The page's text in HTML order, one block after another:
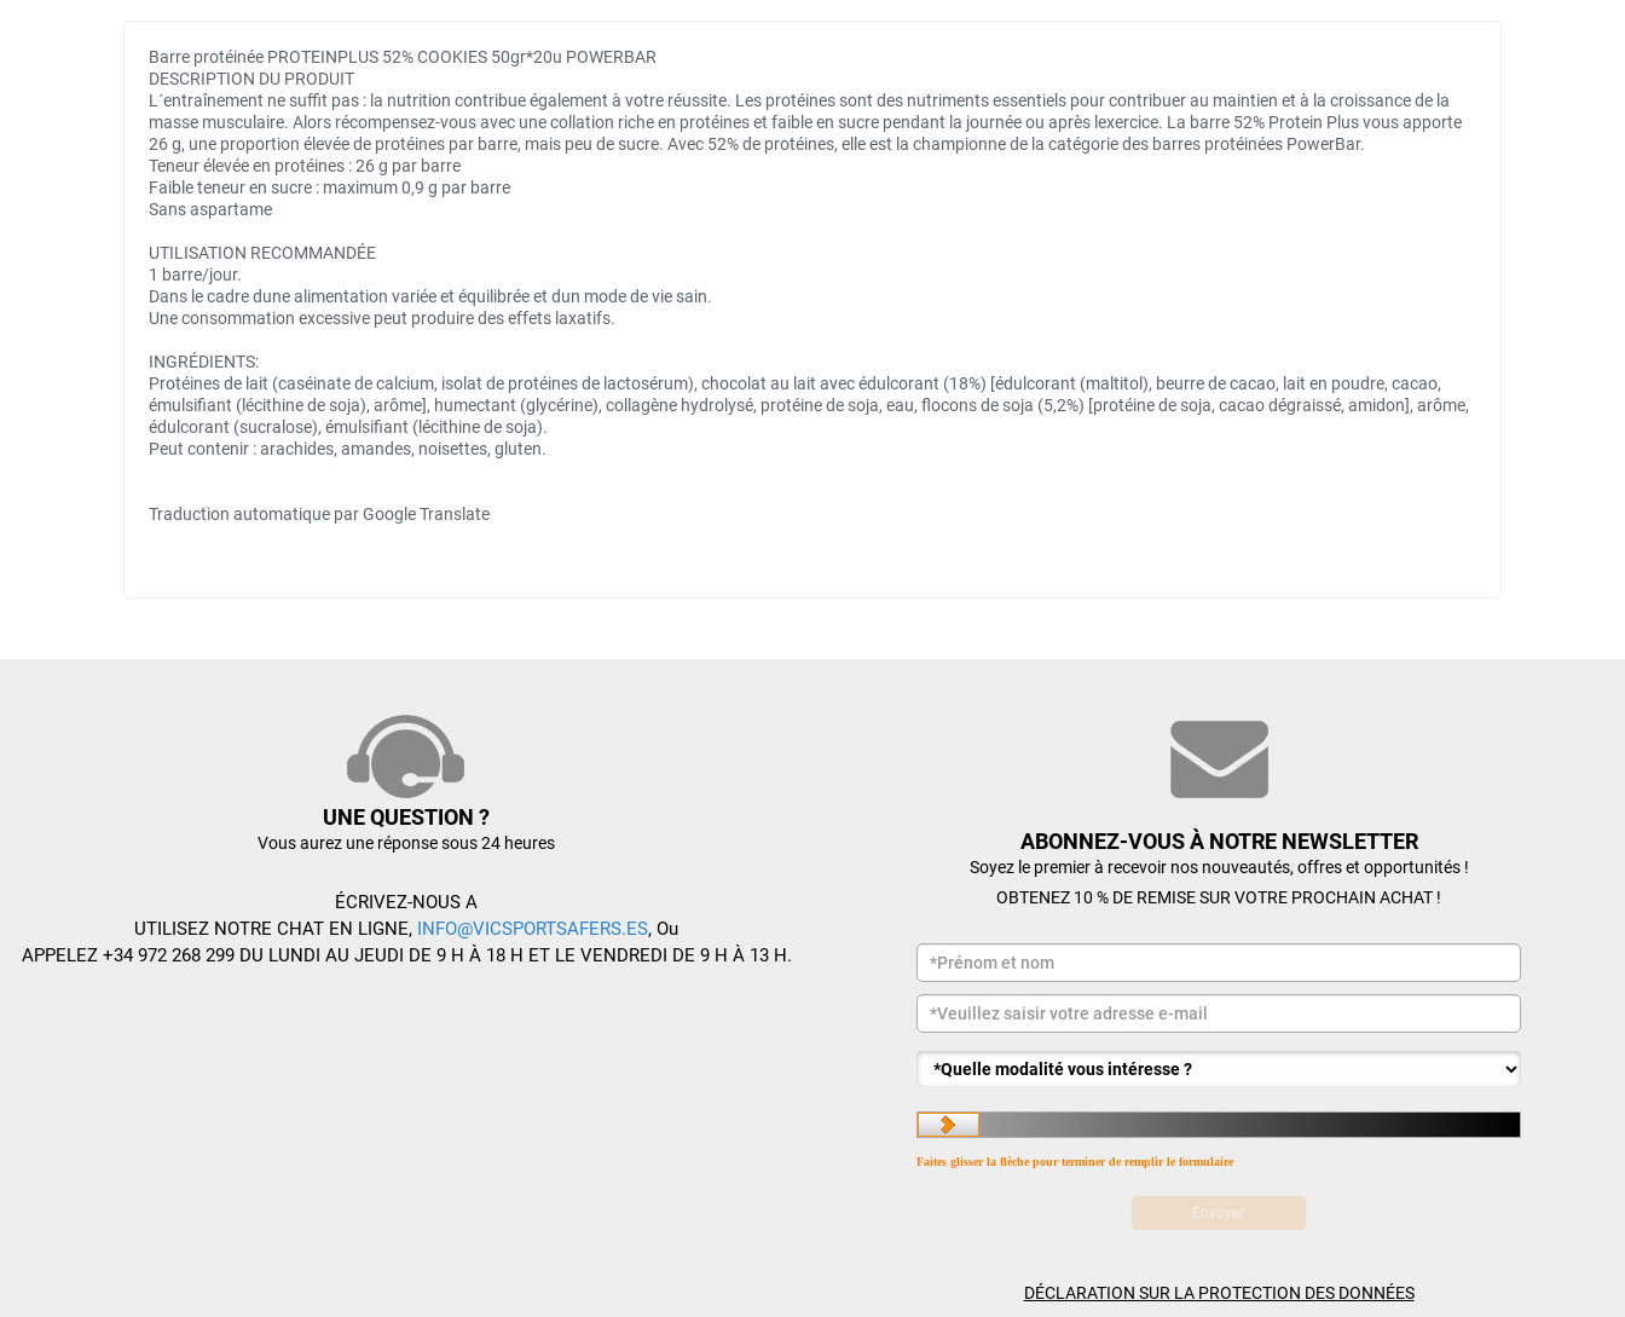
Barre protéinée PROTEINPLUS 52% COOKIES 50gr*20u POWERBAR
DESCRIPTION DU PRODUIT
L´entraînement ne suffit pas : la nutrition contribue également à votre réussite. Les protéines sont des nutriments essentiels pour contribuer au maintien et à la croissance de la
masse musculaire. Alors récompensez-vous avec une collation riche en protéines et faible en sucre pendant la journée ou après lexercice. La barre 52% Protein Plus vous apporte
26 g, une proportion élevée de protéines par barre, mais peu de sucre. Avec 52% de protéines, elle est la championne de la catégorie des barres protéinées PowerBar.
Teneur élevée en protéines : 26 g par barre
Faible teneur en sucre : maximum 0,9 g par barre
Sans aspartame
UTILISATION RECOMMANDÉE
1 barre/jour.
Dans le cadre dune alimentation variée et équilibrée et dun mode de vie sain.
Une consommation excessive peut produire des effets laxatifs.
INGRÉDIENTS:
Protéines de lait (caséinate de calcium, isolat de protéines de lactosérum), chocolat au lait avec édulcorant (18%) [édulcorant (maltitol), beurre de cacao, lait en poudre, cacao,
émulsifiant (lécithine de soja), arôme], humectant (glycérine), collagène hydrolysé, protéine de soja, eau, flocons de soja (5,2%) [protéine de soja, cacao dégraissé, amidon], arôme,
édulcorant (sucralose), émulsifiant (lécithine de soja).
Peut contenir : arachides, amandes, noisettes, gluten.
Traduction automatique par Google Translate
UNE QUESTION ?
Vous aurez une réponse sous 24 heures
ÉCRIVEZ-NOUS A
UTILISEZ NOTRE CHAT EN LIGNE, INFO@VICSPORTSAFERS.ES, Ou
APPELEZ +34 972 268 299 DU LUNDI AU JEUDI DE 9 H À 18 H ET LE VENDREDI DE 9 H À 13 H.
ABONNEZ-VOUS À NOTRE NEWSLETTER
Soyez le premier à recevoir nos nouveautés, offres et opportunités !
OBTENEZ 10 % DE REMISE SUR VOTRE PROCHAIN ACHAT !
Faites glisser la flèche pour terminer de remplir le formulaire
DÉCLARATION SUR LA PROTECTION DES DONNÉES